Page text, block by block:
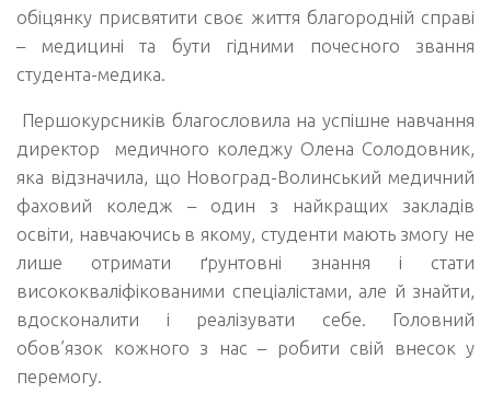
обіцянку присвятити своє життя благородній справі
– медицині та бути гідними почесного звання
студента-медика.
Першокурсників благословила на успішне навчання
директор медичного коледжу Олена Солодовник,
яка відзначила, що Новоград-Волинський медичний
фаховий коледж – один з найкращих закладів
освіти, навчаючись в якому, студенти мають змогу не
лише отримати ґрунтовні знання і стати
висококваліфікованими спеціалістами, але й знайти,
вдосконалити і реалізувати себе. Головний
обов’язок кожного з нас – робити свій внесок у
перемогу.